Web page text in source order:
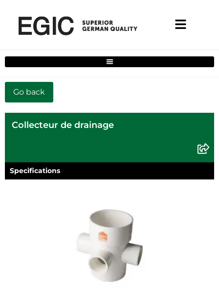
Filtre de solutions complètes pour la maison
Collecteur de drainage
Specifications